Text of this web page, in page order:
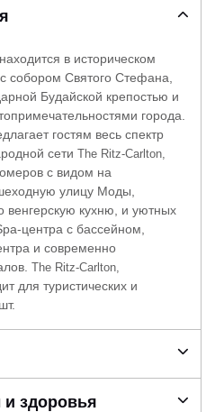
в историческом
собором Святого Стефана,
Будайской крепостью и
города.
гостям весь спектр
сети The Ritz-Carlton,
с видом на
улицу Моды,
венгерскую кухню, и уютных
центра с бассейном,
и современно
The Ritz-Carlton,
для туристических и
здоровья